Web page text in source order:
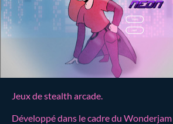
Jeux de stealth arcade.
Développé dans le cadre du